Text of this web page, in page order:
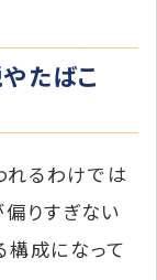
たばこ
るわけでは
りすぎない
構成になって